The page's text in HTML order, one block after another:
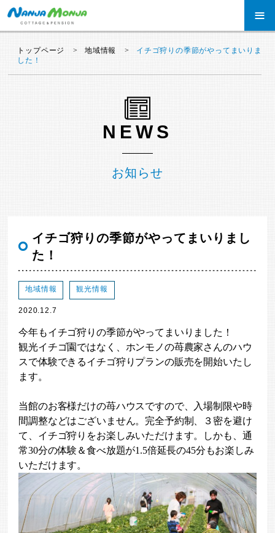
≡
トップページ 地域情報
イチゴ狩りの季節がやってまいりま
した！
NEWS
お知らせ
イチゴ狩りの季節がやってまいりまし
た！
地域情報 観光情報
2020.12.7
今年もイチゴ狩りの季節がやってまいりました！
観光イチゴ園ではなく、ホンモノの苺農家さんのハウ
スで体験できるイチゴ狩りプランの販売を開始いたし
ます。
当館のお客様だけの苺ハウスですので、入場制限や時
間調整などはございません。完全予約制、３密を避け
て、イチゴ狩りをお楽しみいただけます。しかも、通
常30分の体験＆食べ放題が1.5倍延長の45分もお楽しみ
いただけます。